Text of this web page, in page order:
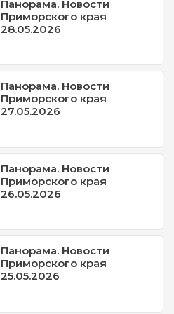
Панорама. Новости
Приморского края
28.05.2026
Панорама. Новости
Приморского края
27.05.2026
Панорама. Новости
Приморского края
26.05.2026
Панорама. Новости
Приморского края
25.05.2026